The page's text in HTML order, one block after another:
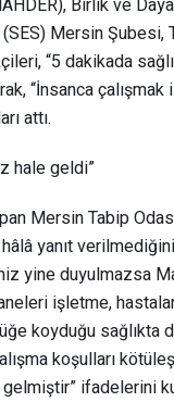
Mersin Şubesi,
“5 dakikada
“İnsanca
attı.
hale geldi”
Mersin Tabip
yanıt
yine duyulmazsa
işletme,
koyduğu sağlıkta
koşulları
ifadelerini